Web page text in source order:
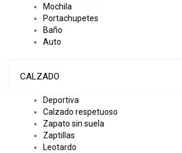
Mochila
Portachupetes
Baño
Auto
CALZADO
Deportiva
Calzado respetuoso
Zapato sin suela
Zaptillas
Leotardo